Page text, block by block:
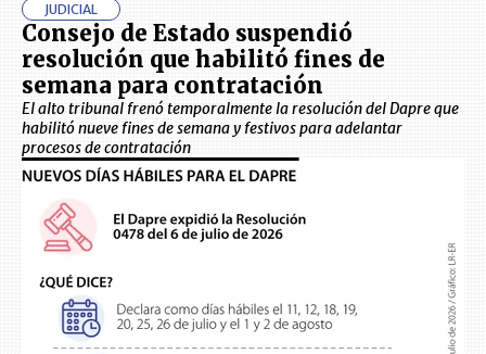
JUDICIAL
Consejo de Estado suspendió
resolución que habilitó fines de
semana para contratación
El alto tribunal frenó temporalmente la resolución del Dapre que
habilitó nueve fines de semana y festivos para adelantar
procesos de contratación